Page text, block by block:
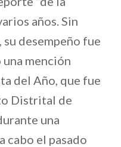
años. Sin
su desempeño fue
mención
del Año, que fue
Distrital de
una
cabo el pasado